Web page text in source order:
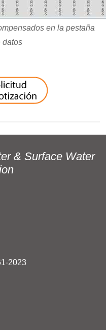
en la pestaña
datos
& Surface Water